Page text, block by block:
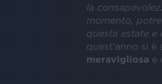
la
momento,
questa estate e
quest'anno si è
meravigliosa e